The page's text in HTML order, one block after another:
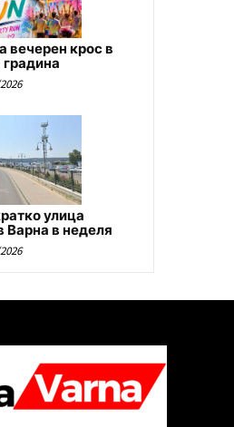
вечерен крос в
улица
Варна в неделя